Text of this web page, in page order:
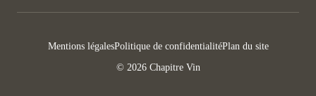
© 2026 Chapitre Vin
Mentions légalesPolitique de confidentialitéPlan du site